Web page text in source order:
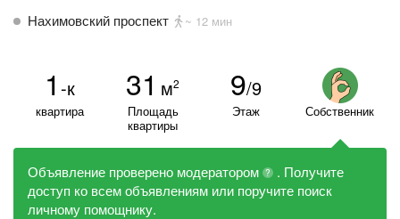
Нахимовский проспект ~ 12 мин
1 -к
квартира
31 м2
Площадь
квартиры
9/9
Этаж Собственник
Объявление проверено модератором ?
. Получите
доступ ко всем объявлениям или поручите поиск
личному помощнику.